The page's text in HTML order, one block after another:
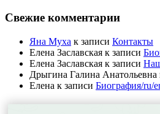
Свежие комментарии
Яна Муха к записи Контакты
Елена Заславская к записи
Елена Заславская к записи
Дрыгина Галина Анатольевна
Елена к записи Биография/ru/